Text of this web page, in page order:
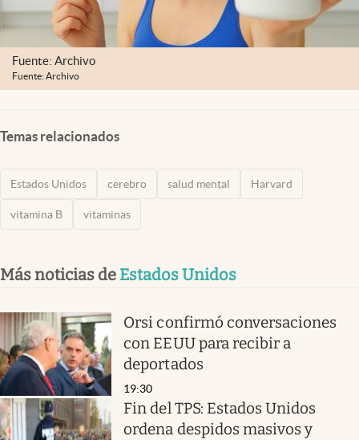
Fuente: Archivo
Fuente: Archivo
Temas relacionados
Estados Unidos cerebro salud mental Harvard
vitamina B vitaminas
Más noticias de Estados Unidos
Orsi confirmó conversaciones
con EEUU para recibir a
deportados
19:30
Fin del TPS: Estados Unidos
ordena despidos masivos y